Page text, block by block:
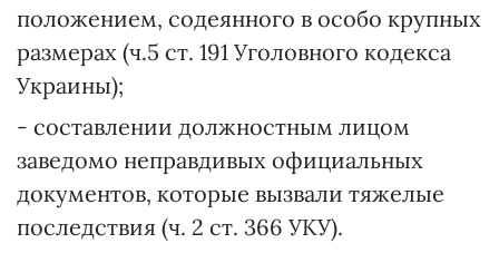
положением, содеянного в особо крупных
размерах (ч.5 ст. 191 Уголовного кодекса
Украины);
- составлении должностным лицом
заведомо неправдивых официальных
документов, которые вызвали тяжелые
последствия (ч. 2 ст. 366 УКУ).